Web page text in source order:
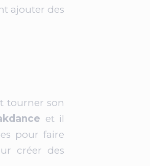
ajouter des
tourner son
et il
pour faire
créer des